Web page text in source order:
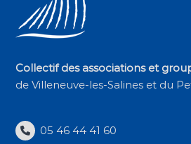
Collectif des associations et
de Villeneuve-les-Salines et du
05 46 44 41 60